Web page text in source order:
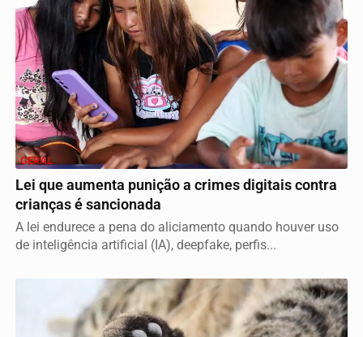
GERAL
Lei que aumenta punição a crimes digitais contra
crianças é sancionada
A lei endurece a pena do aliciamento quando houver uso
de inteligência artificial (IA), deepfake, perfis...